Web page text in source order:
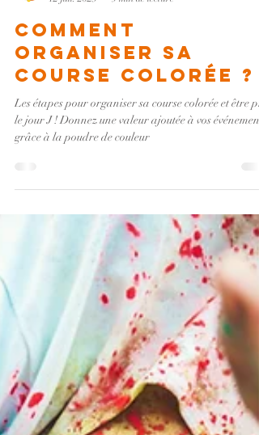
12 juil. 2023
3 min de lecture
Comment
organiser sa
course colorée ?
Les étapes pour organiser sa course colorée et être